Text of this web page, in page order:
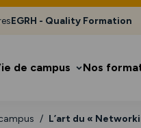
EGRH - Quality Formation
de campus Nos
L’art du «